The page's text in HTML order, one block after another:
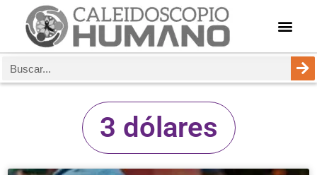
3 dólares